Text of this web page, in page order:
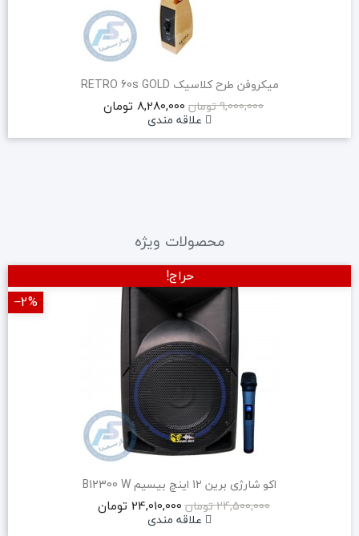
میکروفن طرح کلاسیک RETRO 60s GOLD
9,000,000 تومان
8,280,000 تومان
علاقه مندی
محصولات ویژه
اکو شارژی برین 12 اینچ بیسیم B12300 W
24,500,000 تومان
24,010,000 تومان
علاقه مندی
حراج!
‎−2%